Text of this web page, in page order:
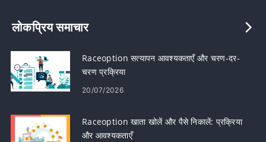
लोकप्रिय समाचार
Raceoption सत्यापन आवश्यकताएँ और चरण-दर-
चरण प्रक्रिया
20/07/2026
Raceoption खाता खोलें और पैसे निकालें: प्रक्रिया
और आवश्यकताएँ